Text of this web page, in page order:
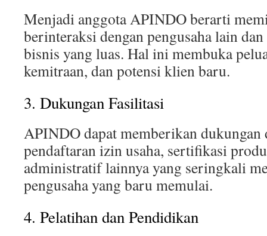
Menjadi anggota APINDO berarti
berinteraksi dengan pengusaha lain
bisnis yang luas. Hal ini membuka
kemitraan, dan potensi klien baru.
3. Dukungan Fasilitasi
APINDO dapat memberikan dukungan
pendaftaran izin usaha, sertifikasi
administratif lainnya yang seringkali
pengusaha yang baru memulai.
4. Pelatihan dan Pendidikan